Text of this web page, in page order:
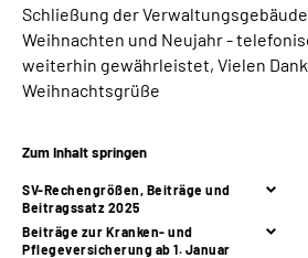
Online-Services
Suche
Language
Inhalte in Gebärdensprache (DGS)
Schließung der
Weihnachten und Neujahr -
weiterhin gewährleistet, Vielen
Weihnachtsgrüße
Zum Inhalt springen
SV-Rechengrößen, Beiträge und
Beitragssatz 2025
Beiträge zur Kranken- und
Pflegeversicherung ab 1. Januar